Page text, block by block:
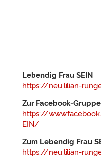
Lebendig Frau SEIN
https://neu.lilian-
Zur Facebook-Gruppe
https://
EIN/
Zum Lebendig Frau
https://neu.lilian-